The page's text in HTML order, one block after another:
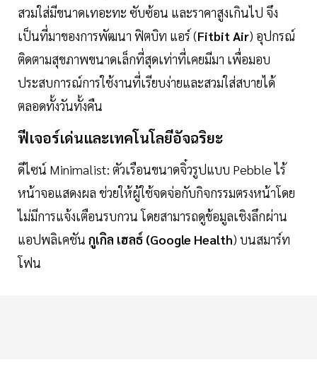
สวมใส่มีขนาดเทอะทะ ซับซ้อน และราคาสูงเกินไป จึง
เป็นที่มาของการพัฒนา ฟิตบิท แอร์ (Fitbit Air) อุปกรณ์
ติดตามสุขภาพขนาดเล็กที่สุดเท่าที่เคยมีมา เพื่อมอบ
ประสบการณ์การใช้งานที่เรียบง่ายและสวมใส่สบายได้
ตลอดทั้งวันทั้งคืน
​ฟีเจอร์เด่นและเทคโนโลยีอัจฉริยะ
​ดีไซน์ Minimalist: ตัวเรือนขนาดจิ๋วรูปแบบ Pebble ไร้
หน้าจอแสดงผล ช่วยให้ผู้ใช้จดจ่อกับกิจกรรมตรงหน้าโดย
ไม่มีการแจ้งเตือนรบกวน โดยสามารถดูข้อมูลเชิงลึกผ่าน
แอปพลิเคชัน กูเกิล เฮลธ์ (Google Health) บนสมาร์ท
โฟน